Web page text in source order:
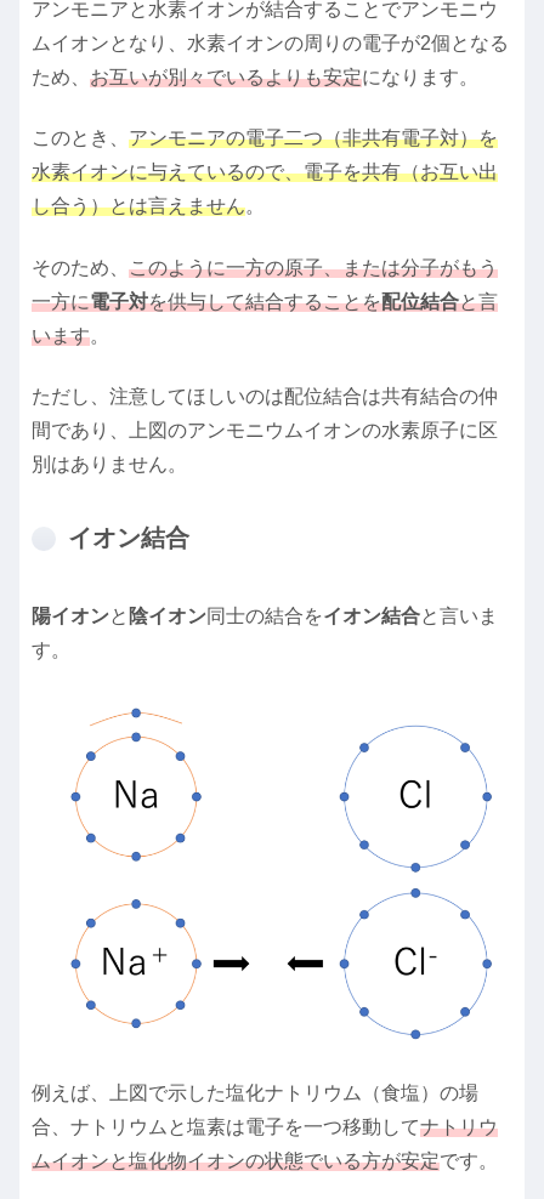
アンモニアと水素イオンが結合することでアンモニウ
ムイオンとなり、水素イオンの周りの電子が2個となる
ため、 お互いが別々でいるよりも安定になります。
このとき、 アンモニアの電子二つ（非共有電子対）を
水素イオンに与えているので、電子を共有（お互い出
し合う）とは言えません。
そのため、 このように一方の原子、または分子がもう
一方に電子対を供与して結合することを配位結合と言
います。
ただし、注意してほしいのは配位結合は共有結合の仲
間であり、上図のアンモニウムイオンの水素原子に区
別はありません。
イオン結合
陽イオンと 陰イオン同士の結合をイオン結合と言いま
す。
例えば、上図で示した塩化ナトリウム（食塩）の場
合、ナトリウムと塩素は電子を一つ移動してナトリウ
ムイオンと塩化物イオンの状態でいる方が安定です。